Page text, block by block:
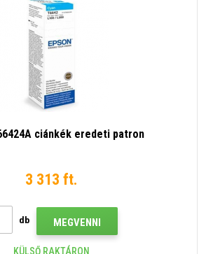
ciánkék eredeti patron
3 313 ft.
db MEGVENNI
KÜLSŐ RAKTÁRON